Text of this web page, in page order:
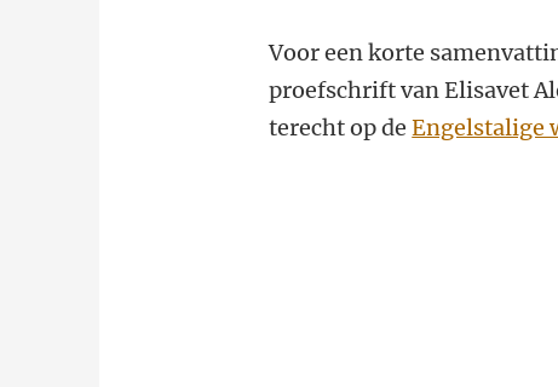
Voor een korte
proefschrift van Elisavet
terecht op deEngelstalige